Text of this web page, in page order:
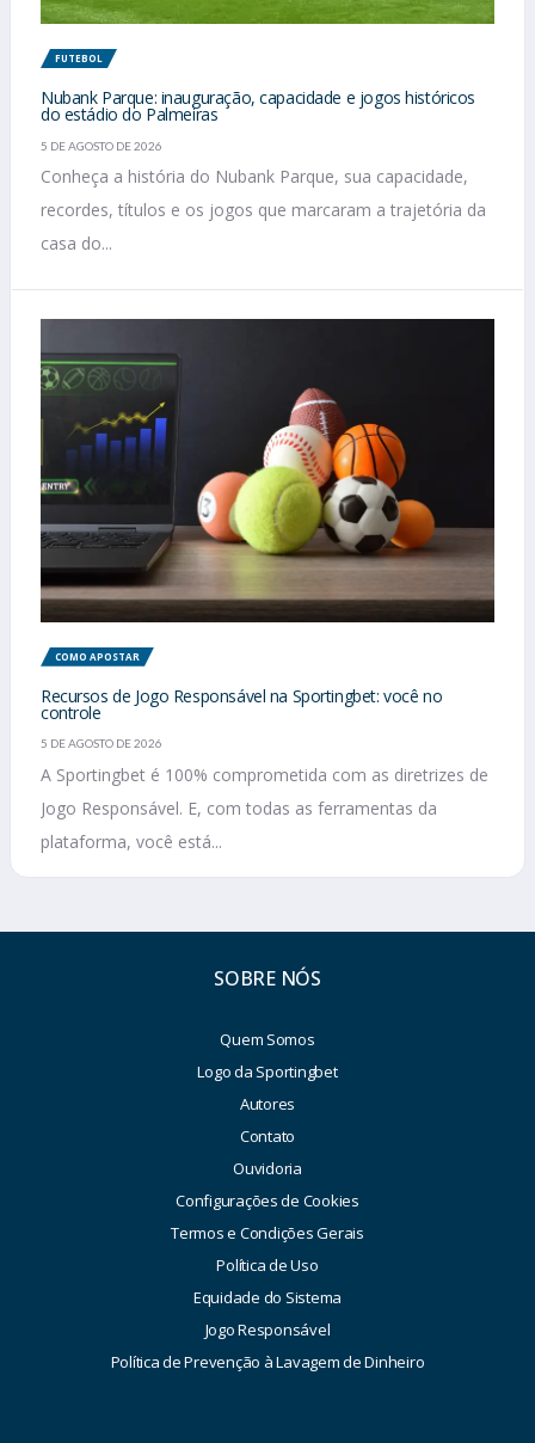
FUTEBOL
Nubank Parque: inauguração, capacidade e jogos históricos
do estádio do Palmeiras
5 DE AGOSTO DE 2026
Conheça a história do Nubank Parque, sua capacidade,
recordes, títulos e os jogos que marcaram a trajetória da
casa do...
COMO APOSTAR
Recursos de Jogo Responsável na Sportingbet: você no
controle
5 DE AGOSTO DE 2026
A Sportingbet é 100% comprometida com as diretrizes de
Jogo Responsável. E, com todas as ferramentas da
plataforma, você está...
SOBRE NÓS
Quem Somos
Logo da Sportingbet
Autores
Contato
Ouvidoria
Configurações de Cookies
Termos e Condições Gerais
Política de Uso
Equidade do Sistema
Jogo Responsável
Política de Prevenção à Lavagem de Dinheiro